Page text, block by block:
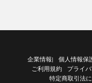
企業情報| 個人情報保
ご利用規約 プライ
特定商取引法